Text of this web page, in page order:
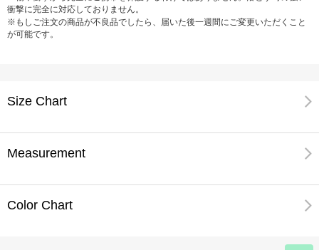
衝撃に完全に対応しておりません。
※もしご注文の商品が不良品でしたら、届いた後一週間にご変更いただくこと
が可能です。
Size Chart
Measurement
Color Chart